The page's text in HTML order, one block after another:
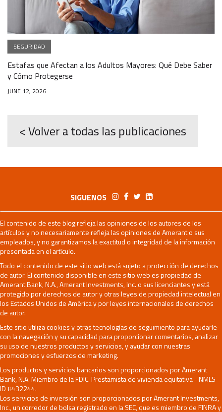
SEGURIDAD
Estafas que Afectan a los Adultos Mayores: Qué Debe Saber
y Cómo Protegerse
JUNE 12, 2026
< Volver a todas las publicaciones
SIGUENOS
El contenido de este blog refleja las opiniones de los autores de los
artículos y no necesariamente refleja las opiniones de Amerant o sus
empleados, y no garantizamos la exactitud o integridad de la información
presentada en el artículo.
Todo el contenido de este sitio web está sujeto a protección de derechos
de autor. El contenido disponible en este sitio web es propiedad de
Amerant Bank, N.A., Amerant Investments, Inc. o sus licenciantes y está
protegido por derechos de autor y otras leyes de propiedad intelectual en
los Estados Unidos de América y por leyes internacionales de derechos
de autor.
Este sitio utiliza cookies y otras tecnologías de seguimiento para ayudarle
con la navegación y su capacidad para proporcionar comentarios, analizar
su uso de nuestros productos y servicios, y ayudar con nuestras
promociones y esfuerzos de marketing.
Los productos y servicios bancarios son proporcionados por Amerant
Bank, N.A. Miembro de la FDIC. Prestamista de vivienda equitativa - NMLS
ID #432244.
Los servicios de inversión son proporcionados por Amerant Investments,
Inc., un corredor de bolsa registrado en la SEC, que es miembro de FINRA y